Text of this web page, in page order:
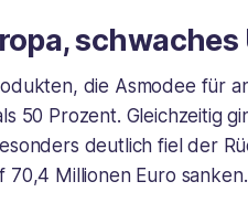
die Asmodee für
50 Prozent. Gleichzeitig
deutlich fiel der
70,4 Millionen Euro sanken.